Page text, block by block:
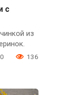
с
из
0 136